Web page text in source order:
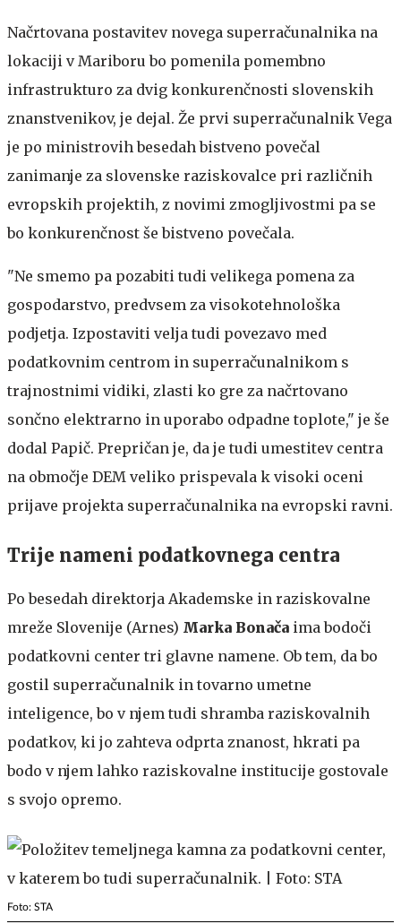
Načrtovana postavitev novega superračunalnika na
lokaciji v Mariboru bo pomenila pomembno
infrastrukturo za dvig konkurenčnosti slovenskih
znanstvenikov, je dejal. Že prvi superračunalnik Vega
je po ministrovih besedah bistveno povečal
zanimanje za slovenske raziskovalce pri različnih
evropskih projektih, z novimi zmogljivostmi pa se
bo konkurenčnost še bistveno povečala.
"Ne smemo pa pozabiti tudi velikega pomena za
gospodarstvo, predvsem za visokotehnološka
podjetja. Izpostaviti velja tudi povezavo med
podatkovnim centrom in superračunalnikom s
trajnostnimi vidiki, zlasti ko gre za načrtovano
sončno elektrarno in uporabo odpadne toplote," je še
dodal Papič. Prepričan je, da je tudi umestitev centra
na območje DEM veliko prispevala k visoki oceni
prijave projekta superračunalnika na evropski ravni.
Trije nameni podatkovnega centra
Po besedah direktorja Akademske in raziskovalne
mreže Slovenije (Arnes) Marka Bonača ima bodoči
podatkovni center tri glavne namene. Ob tem, da bo
gostil superračunalnik in tovarno umetne
inteligence, bo v njem tudi shramba raziskovalnih
podatkov, ki jo zahteva odprta znanost, hkrati pa
bodo v njem lahko raziskovalne institucije gostovale
s svojo opremo.
Foto: STA